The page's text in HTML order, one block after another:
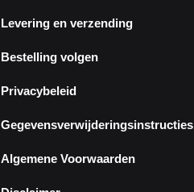
Levering en verzending
Bestelling volgen
Privacybeleid
Gegevensverwijderingsinstructies
Algemene Voorwaarden